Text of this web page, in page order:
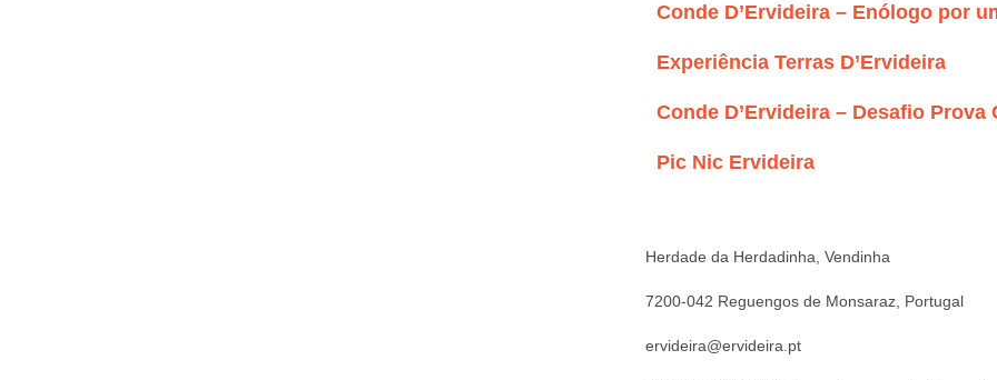
Conde D’Ervideira – Enólogo por
Experiência Terras D’Ervideira
Conde D’Ervideira – Desafio Prova
Pic Nic Ervideira
Herdade da Herdadinha, Vendinha
7200-042 Reguengos de Monsaraz, Portugal
ervideira@ervideira.pt